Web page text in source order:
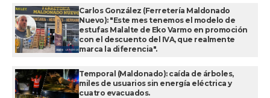
Carlos González (Ferretería Maldonado
Nuevo): "Este mes tenemos el modelo de
estufas Malalte de Eko Varmo en promoción
con el descuento del IVA, que realmente
marca la diferencia".
Temporal (Maldonado): caída de árboles,
miles de usuarios sin energía eléctrica y
cuatro evacuados.